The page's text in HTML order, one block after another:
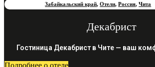
Забайкальский край,Отели,Россия,Чита
Декабрист
Гостиница Декабрист в Чите — ваш
Подробнее о отеле